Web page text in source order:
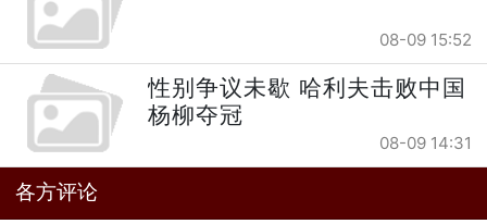
08-09 15:52
性别争议未歇 哈利夫击败中国
杨柳夺冠
08-09 14:31
各方评论